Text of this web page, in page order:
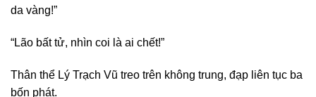
da vàng!”
“Lão bất tử, nhìn coi là ai chết!”
Thân thể Lý Trạch Vũ treo trên không trung, đạp liên tục ba
bốn phát.